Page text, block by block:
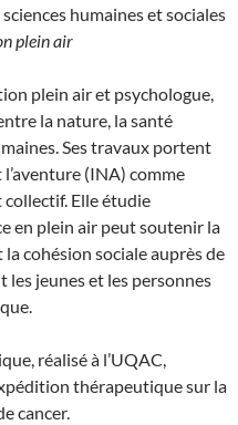
humaines et sociales
plein air
plein air et psychologue,
la nature, la santé
Ses travaux portent
(INA) comme
Elle étudie
en plein air peut soutenir la
cohésion sociale auprès de
jeunes et les personnes
réalisé à l’UQAC,
thérapeutique sur la
cancer.